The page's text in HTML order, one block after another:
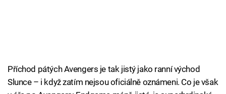
Příchod pátých Avengers je tak jistý jako ranní východ
Slunce – i když zatím nejsou oficiálně oznámeni. Co je však